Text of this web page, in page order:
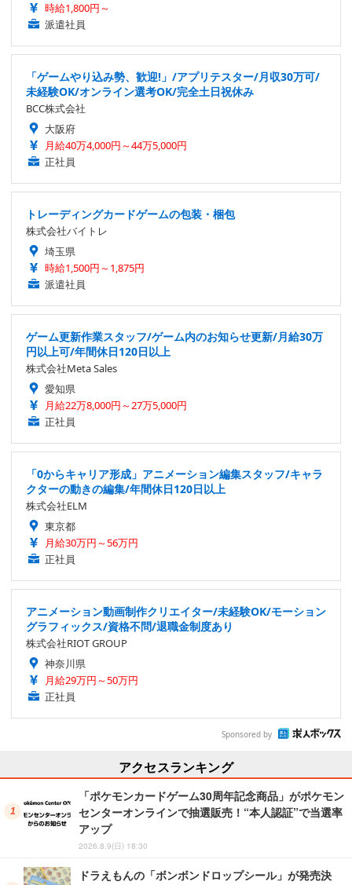
時給1,800円～
派遣社員
「ゲームやり込み勢、歓迎!」/アプリテスター/月収30万可/
未経験OK/オンライン選考OK/完全土日祝休み
BCC株式会社
大阪府
月給40万4,000円～44万5,000円
正社員
トレーディングカードゲームの包装・梱包
株式会社バイトレ
埼玉県
時給1,500円～1,875円
派遣社員
ゲーム更新作業スタッフ/ゲーム内のお知らせ更新/月給30万
円以上可/年間休日120日以上
株式会社Meta Sales
愛知県
月給22万8,000円～27万5,000円
正社員
「0からキャリア形成」アニメーション編集スタッフ/キャラ
クターの動きの編集/年間休日120日以上
株式会社ELM
東京都
月給30万円～56万円
正社員
アニメーション動画制作クリエイター/未経験OK/モーション
グラフィックス/資格不問/退職金制度あり
株式会社RIOT GROUP
神奈川県
月給29万円～50万円
正社員
Sponsored by
アクセスランキング
「ポケモンカードゲーム30周年記念商品」がポケモン
センターオンラインで抽選販売！“本人認証”で当選率
アップ
2026.8.9(日) 18:30
ドラえもんの「ボンボンドロップシール」が発売決